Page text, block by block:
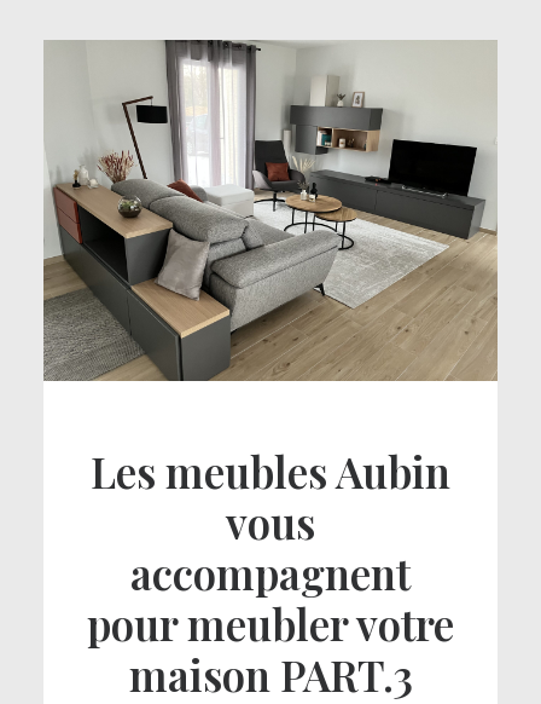
Les meubles Aubin
vous
accompagnent
pour meubler votre
maison PART.3